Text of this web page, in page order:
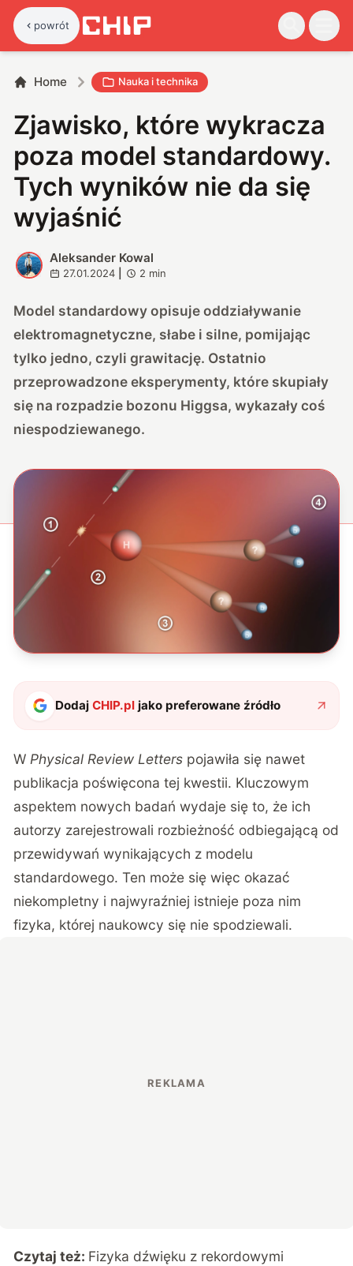
powrót
Home Nauka i technika
Zjawisko, które wykracza
poza model standardowy.
Tych wyników nie da się
wyjaśnić
A
Aleksander Kowal
27.01.2024 2 min
Model standardowy opisuje oddziaływanie
elektromagnetyczne, słabe i silne, pomijając
tylko jedno, czyli grawitację. Ostatnio
przeprowadzone eksperymenty, które skupiały
się na rozpadzie bozonu Higgsa, wykazały coś
niespodziewanego.
DodajCHIP.pl jako preferowane źródło
W Physical Review Letters pojawiła się nawet
publikacja poświęcona tej kwestii. Kluczowym
aspektem nowych badań wydaje się to, że ich
autorzy zarejestrowali rozbieżność odbiegającą od
przewidywań wynikających z modelu
standardowego. Ten może się więc okazać
niekompletny i najwyraźniej istnieje poza nim
fizyka, której naukowcy się nie spodziewali.
Czytaj też: Fizyka dźwięku z rekordowymi